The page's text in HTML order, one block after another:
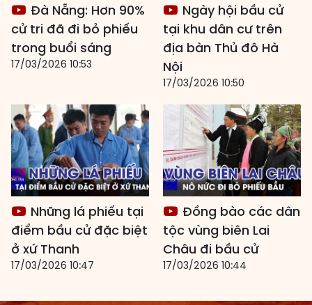
Đà Nẵng: Hơn 90%
cử tri đã đi bỏ phiếu
trong buổi sáng
17/03/2026 10:53
Ngày hội bầu cử
tại khu dân cư trên
địa bàn Thủ đô Hà
Nội
17/03/2026 10:50
Những lá phiếu tại
điểm bầu cử đặc biệt
ở xứ Thanh
17/03/2026 10:47
Đồng bào các dân
tộc vùng biên Lai
Châu đi bầu cử
17/03/2026 10:44